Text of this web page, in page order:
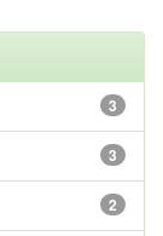
3
3
2